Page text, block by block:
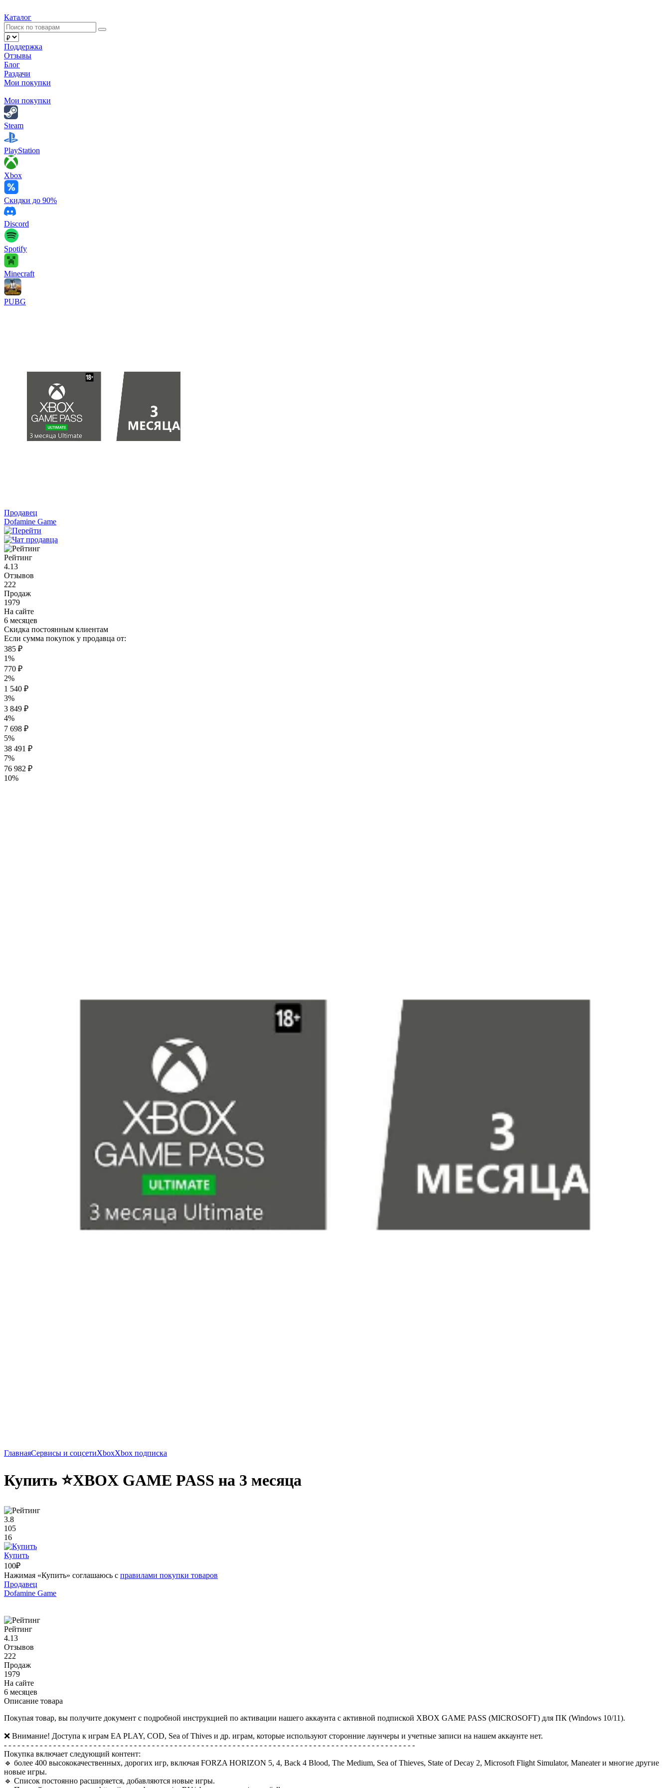
Каталог
Поддержка
Отзывы
Блог
Раздачи
Мои покупки
Мои покупки
Steam
PlayStation
Xbox
Скидки до 90%
Discord
Spotify
Minecraft
PUBG
Продавец
Dofamine Game
Рейтинг
4.13
Отзывов
222
Продаж
1979
На сайте
6 месяцев
Скидка постоянным клиентам
Если сумма покупок у продавца от:
385 ₽
1%
770 ₽
2%
1 540 ₽
3%
3 849 ₽
4%
7 698 ₽
5%
38 491 ₽
7%
76 982 ₽
10%
ГлавнаяСервисы и соцсетиXboxXbox подписка
Купить ⭐XBOX GAME PASS на 3 месяца
3.8
105
16
Купить
100₽
Нажимая «Купить» соглашаюсь с правилами покупки товаров
Продавец
Dofamine Game
Рейтинг
4.13
Отзывов
222
Продаж
1979
На сайте
6 месяцев
Описание товара
Покупая товар, вы получите документ с подробной инструкцией по активации нашего аккаунта с активной подпиской XBOX GAME PASS (MICROSOFT) для ПК (Windows 10/11).
❌ Внимание! Доступа к играм EA PLAY, COD, Sea of Thives и др. играм, которые используют сторонние лаунчеры и учетные записи на нашем аккаунте нет.
- - - - - - - - - - - - - - - - - - - - - - - - - - - - - - - - - - - - - - - - - - - - - - - - - - - - - - - - - - - - - - - - - - - - - - - - - - - - - - - - - - - - - - - - - - - -
Покупка включает следующий контент:
🔹 более 400 высококачественных, дорогих игр, включая FORZA HORIZON 5, 4, Back 4 Blood, The Medium, Sea of Thieves, State of Decay 2, Microsoft Flight Simulator, Maneater и многие другие
новые игры.
🔹 Список постоянно расширяется, добавляются новые игры.